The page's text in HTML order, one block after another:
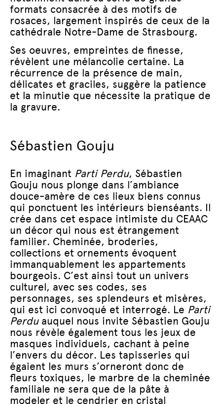
formats consacrée à des motifs de
rosaces, largement inspirés de ceux de la
cathédrale Notre-Dame de Strasbourg.
Ses oeuvres, empreintes de finesse,
révèlent une mélancolie certaine. La
récurrence de la présence de main,
délicates et graciles, suggère la patience
et la minutie que nécessite la pratique de
la gravure.
Sébastien Gouju
En imaginant Parti Perdu, Sébastien
Gouju nous plonge dans l’ambiance
douce-amère de ces lieux biens connus
qui ponctuent les intérieurs bienséants. Il
crée dans cet espace intimiste du CEAAC
un décor qui nous est étrangement
familier. Cheminée, broderies,
collections et ornements évoquent
immanquablement les appartements
bourgeois. C’est ainsi tout un univers
culturel, avec ses codes, ses
personnages, ses splendeurs et misères,
qui est ici convoqué et interrogé. Le Parti
Perduauquel nous invite Sébastien Gouju
nous révèle également tous les jeux de
masques individuels, cachant à peine
l’envers du décor. Les tapisseries qui
égaient les murs s’orneront donc de
fleurs toxiques, le marbre de la cheminée
familiale ne sera que de la pâte à
modeler et le cendrier en cristal